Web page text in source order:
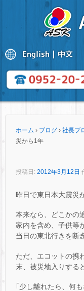
ホーム › ブログ › 社長ブ
災から1年
投稿日: 2012年3月12日
昨日で東日本大震災
本来なら、どこかの
家内を含め、子供等
当日の東北行きを断
ただ、エコットの携
末、被災地入りする
｢少し離れたら、何